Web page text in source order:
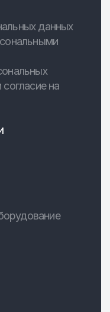
данных
на